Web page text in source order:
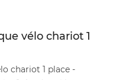
vélo chariot 1
chariot 1 place -